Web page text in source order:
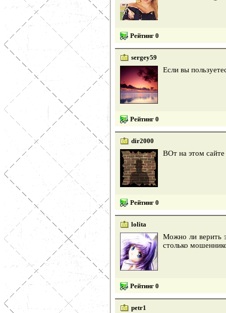
Рейтинг 0
sergey59
Если вы
Рейтинг 0
dir2000
ВОт на этом
Рейтинг 0
lolita
Можно ли верить
столько
Рейтинг 0
petr1